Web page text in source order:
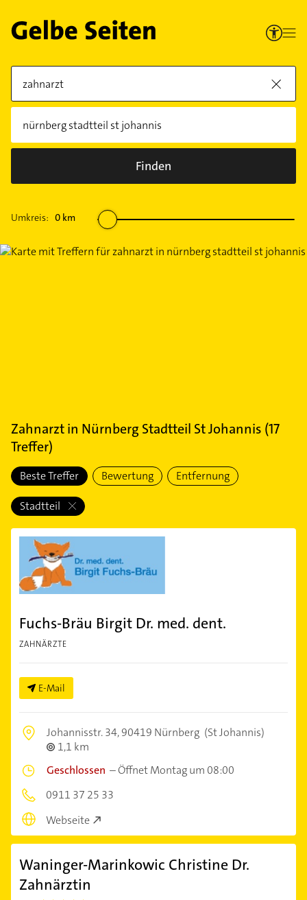
Finden
Umkreis: 0 km
Zahnarztin Nürnberg Stadtteil St Johannis (17
Treffer)
Beste Treffer Bewertung Entfernung
Stadtteil
Fuchs-Bräu Birgit Dr. med. dent.
ZAHNÄRZTE
E-Mail
Johannisstr. 34,90419 Nürnberg (St Johannis)
1,1 km
Geschlossen –Öffnet Montag um 08:00
0911 37 25 33
Webseite
Waninger-Marinkowic Christine Dr.
Zahnärztin